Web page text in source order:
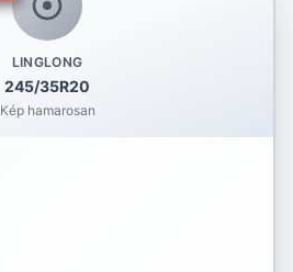
LINGLONG
245/35R20
Kép hamarosan